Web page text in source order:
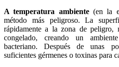
A temperatura ambiente(en la
método más peligroso. La
rápidamente a la zona de peligro,
congelado, creando un
bacteriano. Después de unas
suficientes gérmenes o toxinas para